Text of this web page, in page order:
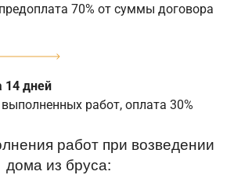
70% от суммы договора
14 дней
работ, оплата 30%
работ при возведении
дома из бруса: